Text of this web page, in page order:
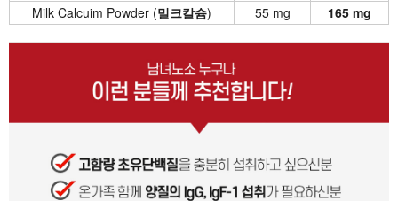
Milk Calcuim Powder (밀크칼슘) 55 mg 165 mg